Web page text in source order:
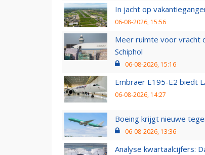
In jacht op
06-08-2026, 15:56
Meer ruimte voor vracht
Schiphol
06-08-2026, 15:16
Embraer E195-E2 biedt
06-08-2026, 14:27
Boeing krijgt nieuwe
06-08-2026, 13:36
Analyse kwartaalcijfers: